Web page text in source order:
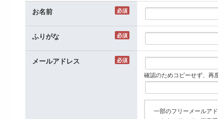
必須
お名前
必須
ふりがな
必須
メールアドレス
確認のためコピーせず、再
一部のフリーメールア